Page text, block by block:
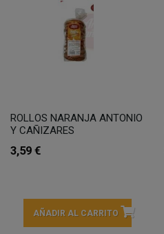
ROLLOS NARANJA ANTONIO
Y CAÑIZARES
3,59 €
AÑADIR AL CARRITO